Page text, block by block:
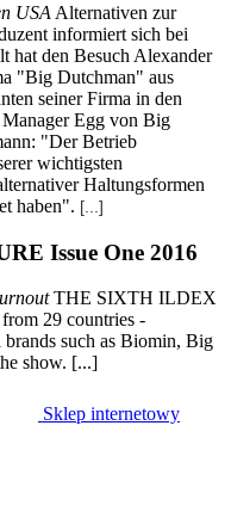
USA Alternativen zur
informiert sich bei
hat den Besuch Alexander
"Big Dutchman" aus
seiner Firma in den
Egg von Big
"Der Betrieb
wichtigsten
Haltungsformen
haben". [...]
Issue One 2016
THE SIXTH ILDEX
29 countries -
such as Biomin, Big
show. [...]
Sklep internetowy